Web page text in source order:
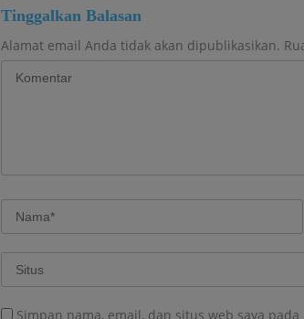
Tinggalkan Balasan
Alamat email Anda tidak akan dipublikasikan.
Simpan nama, email, dan situs web saya